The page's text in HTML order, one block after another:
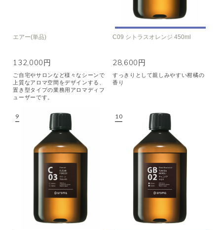
エアー(単品)
132,000円
ご自宅やサロンなど様々なシーンで
上質なアロマ空間をデザインする、
置き型タイプの業務用アロマディフ
ューザーです。
C09 シトラスオレンジ 450ml
28,600円
すっきりとして親しみやすい柑橘の
香り